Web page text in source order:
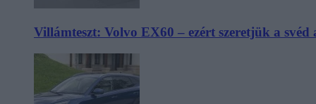
Villámteszt: Volvo EX60 – ezért szeretjük a svéd